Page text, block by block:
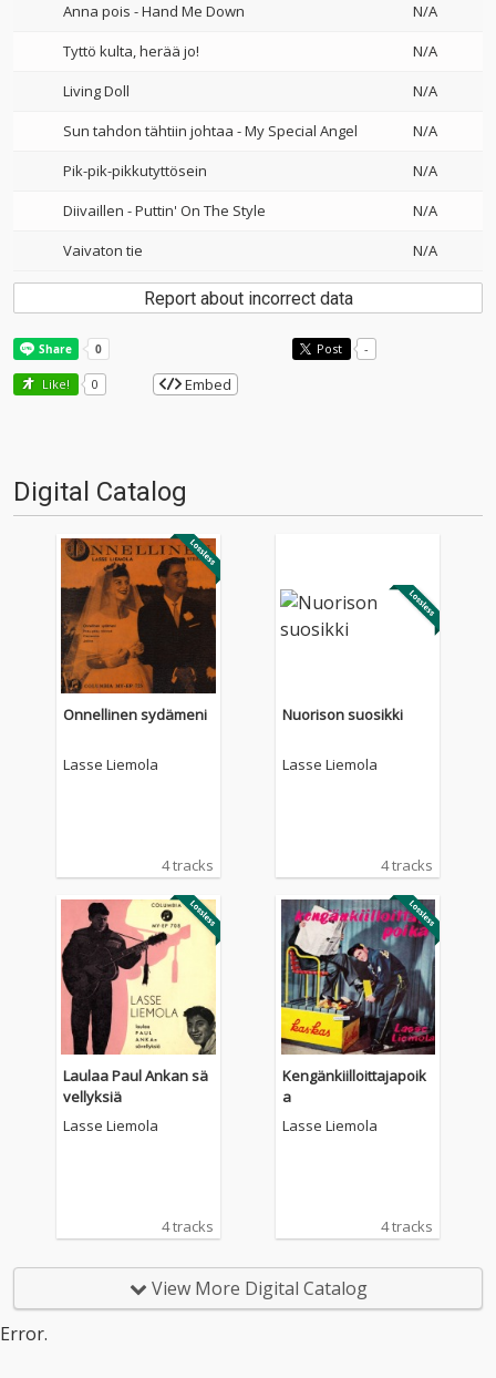
Anna pois - Hand Me Down
N/A
Tyttö kulta, herää jo!
N/A
Living Doll
N/A
Sun tahdon tähtiin johtaa - My Special Angel
N/A
Pik-pik-pikkutyttösein
N/A
Diivaillen - Puttin' On The Style
N/A
Vaivaton tie
N/A
Report about incorrect data
Post -
Like! 0 Embed
Digital Catalog
Onnellinen sydämeni
Lasse Liemola
4 tracks
Nuorison suosikki
Lasse Liemola
4 tracks
Laulaa Paul Ankan sä
vellyksiä
Lasse Liemola
4 tracks
Kengänkiilloittajapoik
a
Lasse Liemola
4 tracks
View More Digital Catalog
Error.